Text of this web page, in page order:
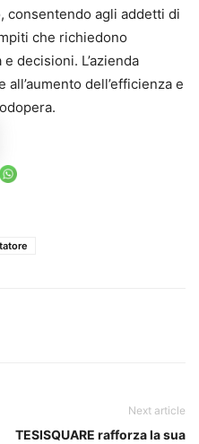
consentendo agli addetti di
che richiedono
decisioni. L’azienda
dell’efficienza e
Next article
TESISQUARE rafforza la sua